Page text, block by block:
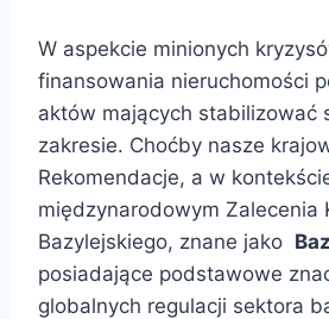
W aspekcie minionych
finansowania nieruchomości
aktów mających stabilizować
zakresie. Choćby nasze
Rekomendacje, a w
międzynarodowym Zalecenia
Bazylejskiego, znane jako
posiadające podstawowe
globalnych regulacji sektora